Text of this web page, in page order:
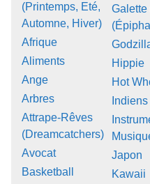
(Printemps, Eté,
Automne, Hiver)
Afrique
Aliments
Ange
Arbres
Attrape-Rêves
(Dreamcatchers)
Avocat
Basketball
Galette
Hippie
Hot
Indiens
Japon
Kawaii